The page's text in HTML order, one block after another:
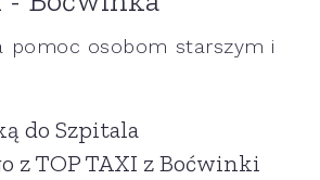
pomoc osobom starszym i
do Szpitala
z TOP TAXI z Boćwinki